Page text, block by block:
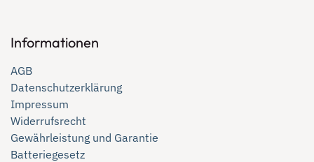
Informationen
AGB
Datenschutzerklärung
Impressum
Widerrufsrecht
Gewährleistung und Garantie
Batteriegesetz